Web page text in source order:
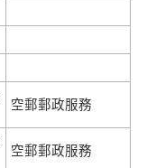
空郵郵政服務
空郵郵政服務